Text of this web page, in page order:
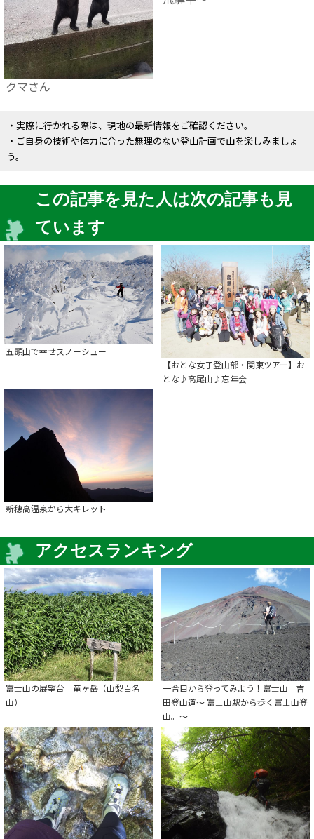
クマさん
・実際に行かれる際は、現地の最新情報をご確認ください。
・ご自身の技術や体力に合った無理のない登山計画で山を楽しみましょ
う。
この記事を見た人は次の記事も見
ています
五頭山で幸せスノーシュー
【おとな女子登山部・関東ツアー】お
とな♪高尾山♪忘年会
新穂高温泉から大キレット
アクセスランキング
富士山の展望台 竜ヶ岳（山梨百名
山）
一合目から登ってみよう！富士山 吉
田登山道～ 富士山駅から歩く富士山登
山。～